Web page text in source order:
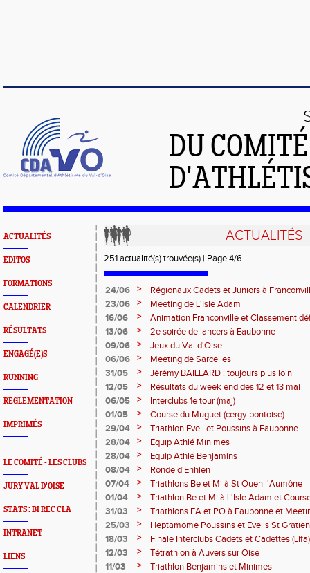
DU
ACTUALITÉS
EDITOS
FORMATIONS
CALENDRIER
RÉSULTATS
ENGAGÉ(E)S
RUNNING
REGLEMENTATION
IMPRIMÉS
LE COMITÉ - LES CLUBS
JURY VAL D'OISE
STATS : BI REC CLA
INTRANET
LIENS
ACTUALITÉS
251 actualité(s) trouvée(s) | Page 4/6
24/06 >
Régionaux Cadets et Juniors à
23/06
>
Meeting de L'Isle Adam
16/06
>
Animation Franconville et Classement
13/06
>
2e soirée de lancers à Eaubonne
09/06
>
Jeux du Val d'Oise
06/06
>
Meeting de Sarcelles
31/05
>
Jérémy BAILLARD : toujours plus loin
12/05
>
Résultats du week end des 12 et 13 mai
06/05
>
Interclubs 1e tour (maj)
01/05
>
Course du Muguet (cergy-pontoise)
29/04
>
Triathlon Eveil et Poussins à Eaubonne
28/04
>
Equip Athlé Minimes
28/04
>
Equip Athlé Benjamins
08/04
>
Ronde d'Enhien
07/04
>
Triathlons Be et Mi à St Ouen l'Aumône
01/04
>
Triathlon Be et Mi à L'Isle Adam et
31/03
>
Triathlons EA et PO à Eaubonne et
25/03
>
Heptamome Poussins et Eveils St Gratien
18/03
>
Finale Interclubs Cadets et Cadettes (Lifa)
12/03
>
Tétrathlon à Auvers sur Oise
11/03
>
Triathlon Benjamins et Minimes